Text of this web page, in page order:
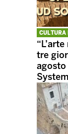
CULTURA
tre
agosto
System